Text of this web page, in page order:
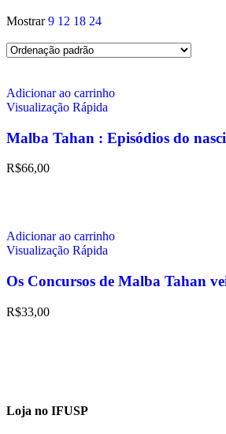
Mostrar9 12 18 24
Adicionar ao carrinho
Visualização Rápida
Malba Tahan : Episódios do
R$66,00
Adicionar ao carrinho
Visualização Rápida
Os Concursos de Malba Tahan
R$33,00
Loja no IFUSP